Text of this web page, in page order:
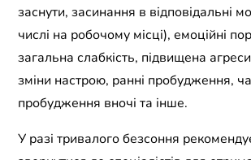
заснути, засинання в відповідальні
числі на робочому місці), емоційні
загальна слабкість, підвищена
зміни настрою, ранні пробудження,
пробудження вночі та інше.
У разі тривалого безсоння